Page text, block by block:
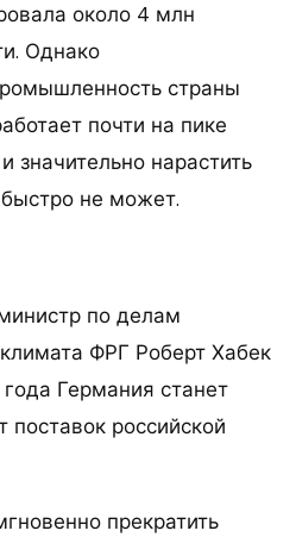
около 4 млн
Однако
страны
почти на пике
значительно нарастить
не может.
по делам
ФРГ Роберт Хабек
Германия станет
поставок российской
прекратить